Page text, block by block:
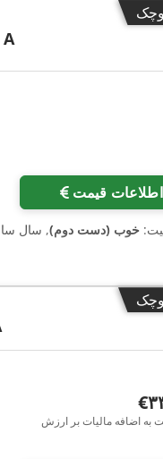
اطلاعات قیمت
خوب (دست دوم), سال
به اضافه مالیات بر ارزش